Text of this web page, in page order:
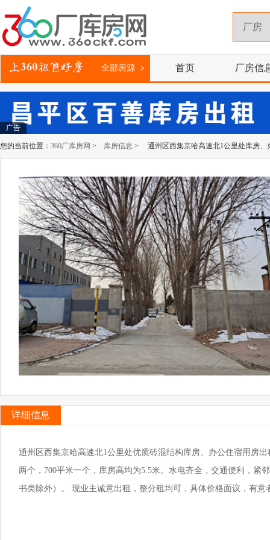
全部房源 首页 厂房信
广告
您的当前位置： 360厂库房网 > 库房信息 > 通州区西集京哈高速北1公里处库房、
详细信息
通州区西集京哈高速北1公里处优质砖混结构库房、办公住宿用房
两个，700平米一个，库房高均为5.5米。水电齐全，交通便利，紧
书类除外）。 现业主诚意出租，整分租均可，具体价格